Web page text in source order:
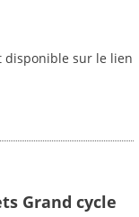
disponible sur le lien
Grand cycle